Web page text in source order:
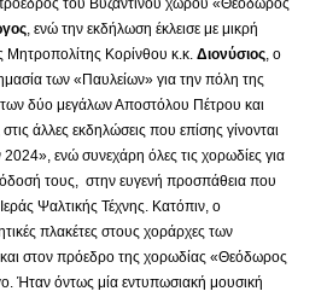
, ενώ την εκδήλωση έκλεισε με μικρή
Μητροπολίτης Κορίνθου κ.κ. Διονύσιος , ο
των «Παυλείων» για την πόλη της
δύο μεγάλων Αποστόλου Πέτρου και
άλλες εκδηλώσεις που επίσης γίνονται
ενώ συνεχάρη όλες τις χορωδίες για
τους, στην ευγενή προσπάθεια που
Ψαλτικής Τέχνης. Κατόπιν, ο
πλακέτες στους χοράρχες των
στον πρόεδρο της χορωδίας «Θεόδωρος
Ήταν όντως μία εντυπωσιακή μουσική